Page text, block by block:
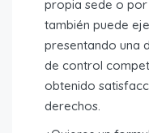
propia sede o por
también puede
presentando una
de control
obtenido
derechos.